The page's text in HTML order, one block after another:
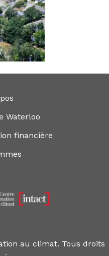
Waterloo
financière
au climat. Tous droits